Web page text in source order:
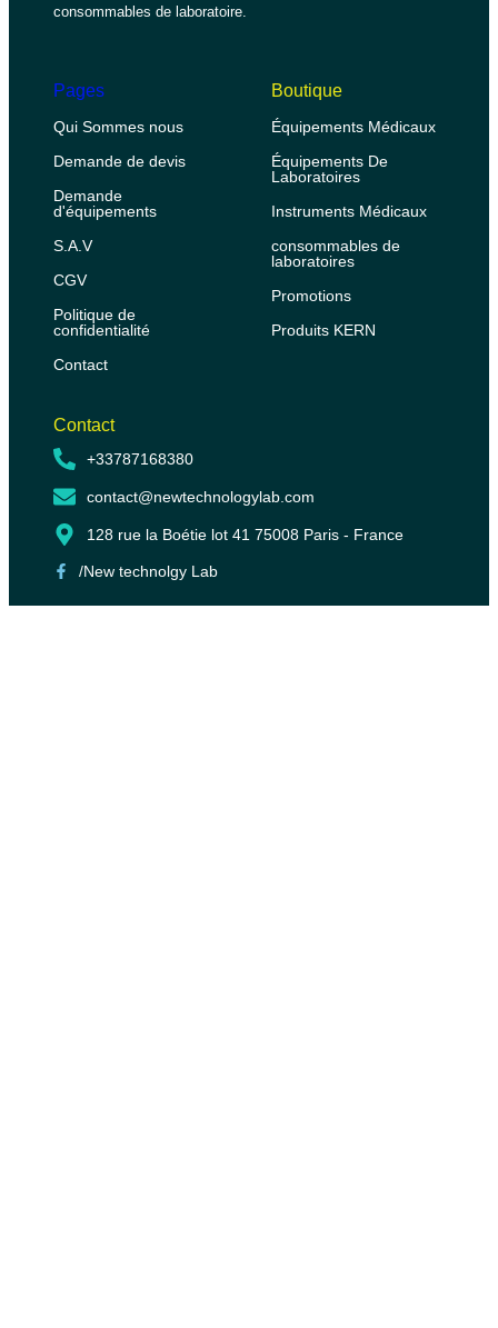
consommables de laboratoire.
Pages
Qui Sommes nous
Demande de devis
Demande
d'équipements
S.A.V
CGV
Politique de
confidentialité
Contact
Boutique
Équipements Médicaux
Équipements De
Laboratoires
Instruments Médicaux
consommables de
laboratoires
Promotions
Produits KERN
Contact
+33787168380
contact@newtechnologylab.com
128 rue la Boétie lot 41 75008 Paris - France
/New technolgy Lab